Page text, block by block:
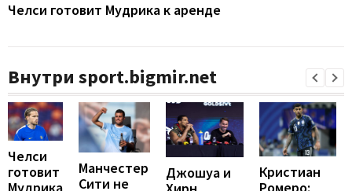
Челси готовит Мудрика к аренде
Внутри sport.bigmir.net
Челси
готовит
Манчестер
Сити не
Джошуа и
Кристиан
Ромеро: